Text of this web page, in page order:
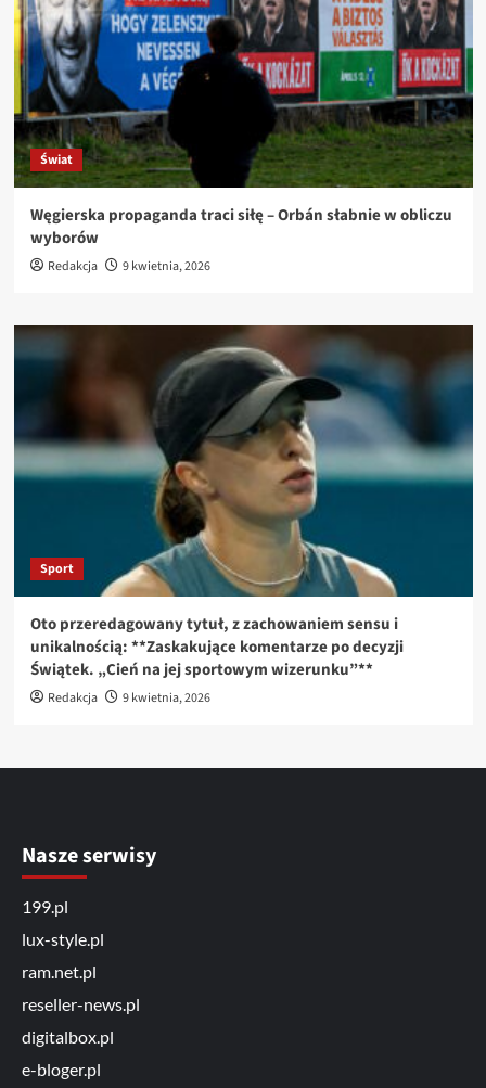
Świat
Węgierska propaganda traci siłę – Orbán słabnie w obliczu
wyborów
Redakcja 9 kwietnia, 2026
Sport
Oto przeredagowany tytuł, z zachowaniem sensu i
unikalnością: **Zaskakujące komentarze po decyzji
Świątek. „Cień na jej sportowym wizerunku”**
Redakcja 9 kwietnia, 2026
Nasze serwisy
199.pl
lux-style.pl
ram.net.pl
reseller-news.pl
digitalbox.pl
e-bloger.pl